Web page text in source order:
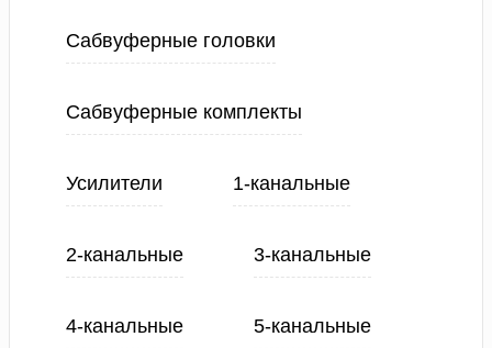
Сабвуферные головки
Сабвуферные комплекты
Усилители 1-канальные
2-канальные 3-канальные
4-канальные 5-канальные